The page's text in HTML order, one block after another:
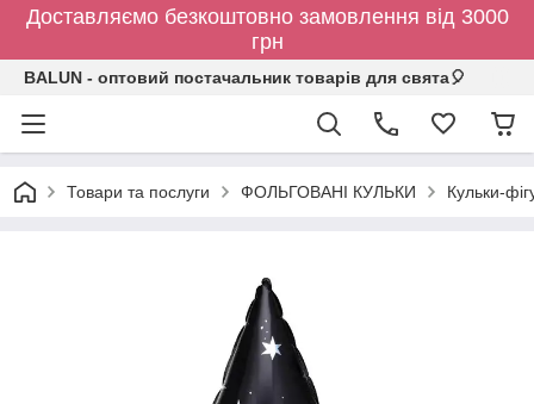
Доставляємо безкоштовно замовлення від 3000
грн
BALUN - оптовий постачальник товарів для свята🎈
Товари та послуги ФОЛЬГОВАНІ КУЛЬКИ Кульки-